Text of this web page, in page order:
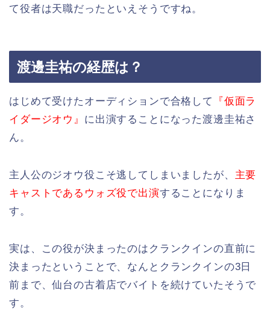
て役者は天職だったといえそうですね。
渡邊圭祐の経歴は？
はじめて受けたオーディションで合格して
『仮面ラ
イダージオウ』 に出演することになった渡邊圭祐さ
ん。
主人公のジオウ役こそ逃してしまいましたが、 主要
キャストであるウォズ役で出演することになりま
す。
実は、この役が決まったのはクランクインの直前に
決まったということで、なんとクランクインの3日
前まで、仙台の古着店でバイトを続けていたそうで
す。